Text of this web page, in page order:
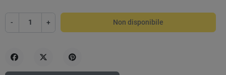
- + Non disponibile